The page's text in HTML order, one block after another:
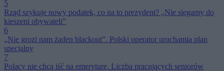
5
Rząd szykuje nowy podatek, co na to prezydent? „Nie sięgamy do
kieszeni obywateli”
6
„Nie grozi nam żaden blackout”. Polski operator uruchamia plan
specjalny
7
Polacy nie chcą iść na emeryturę. Liczba pracujących seniorów